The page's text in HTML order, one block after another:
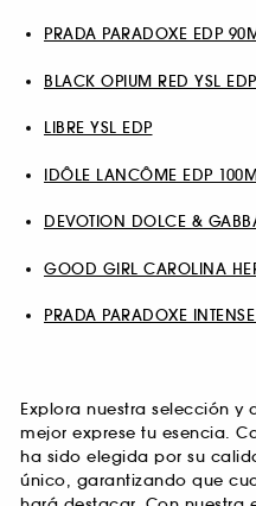
PRADA PARADOXE EDP
BLACK OPIUM RED YSL
LIBRE YSL EDP
IDÔLE LANCÔME EDP
DEVOTION DOLCE &
GOOD GIRL CAROLINA
PRADA PARADOXE
Explora nuestra selección y
mejor exprese tu esencia.
ha sido elegida por su
único, garantizando que